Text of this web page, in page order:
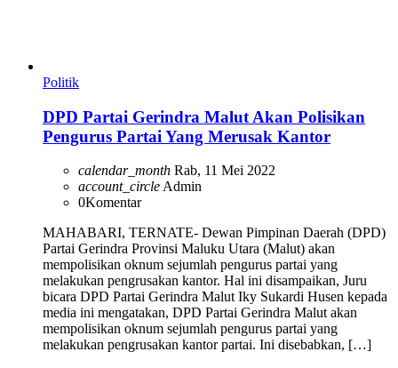
Politik
DPD Partai Gerindra Malut Akan Polisikan
Pengurus Partai Yang Merusak Kantor
calendar_month Rab, 11 Mei 2022
account_circleAdmin
0Komentar
MAHABARI, TERNATE- Dewan Pimpinan Daerah (DPD)
Partai Gerindra Provinsi Maluku Utara (Malut) akan
mempolisikan oknum sejumlah pengurus partai yang
melakukan pengrusakan kantor. Hal ini disampaikan, Juru
bicara DPD Partai Gerindra Malut Iky Sukardi Husen kepada
media ini mengatakan, DPD Partai Gerindra Malut akan
mempolisikan oknum sejumlah pengurus partai yang
melakukan pengrusakan kantor partai. Ini disebabkan, […]